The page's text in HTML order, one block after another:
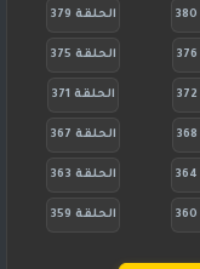
الحلقة 379
الحلقة 375
الحلقة 371
الحلقة 367
الحلقة 363
الحلقة 359